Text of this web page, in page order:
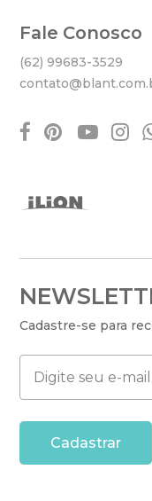
Fale Conosco
(62) 99683-3529
facebook
pinterest
Cadastre-se para